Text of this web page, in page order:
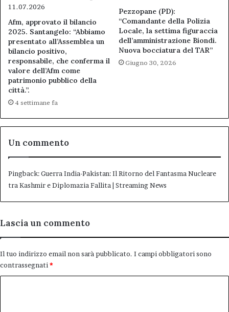
Afm, approvato il bilancio
2025. Santangelo: “Abbiamo
presentato all’Assemblea un
bilancio positivo,
responsabile, che conferma il
valore dell’Afm come
patrimonio pubblico della
città.”.
4 settimane fa
Pezzopane (PD):
“Comandante della Polizia
Locale, la settima figuraccia
dell’amministrazione Biondi.
Nuova bocciatura del TAR”
Giugno 30, 2026
Un commento
Pingback:Guerra India-Pakistan: Il Ritorno del Fantasma Nucleare
tra Kashmir e Diplomazia Fallita | Streaming News
Lascia un commento
Il tuo indirizzo email non sarà pubblicato. I campi obbligatori sono
contrassegnati *